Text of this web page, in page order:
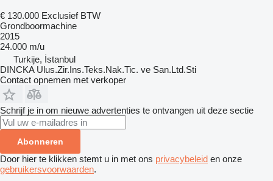
€ 130.000 Exclusief BTW
Grondboormachine
2015
24.000 m/u
Turkije, İstanbul
DINCKA Ulus.Zir.Ins.Teks.Nak.Tic. ve San.Ltd.Sti
Contact opnemen met verkoper
Schrijf je in om nieuwe advertenties te ontvangen uit deze sectie
Abonneren
Door hier te klikken stemt u in met ons privacybeleid en onze
gebruikersvoorwaarden.